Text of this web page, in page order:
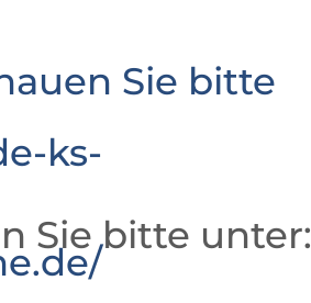
Sie bitte
ks-
Sie bitte unter: